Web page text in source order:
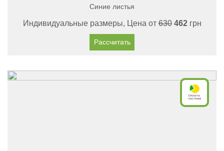
Синие листья
Индивидуальные размеры, Цена от630 462грн
Рассчитать